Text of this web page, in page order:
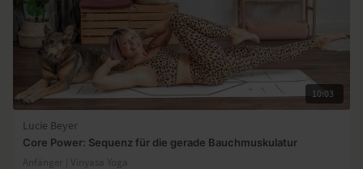
10:03
Lucie Beyer
Core Power: Sequenz für die gerade Bauchmuskulatur
Anfänger | Vinyasa Yoga